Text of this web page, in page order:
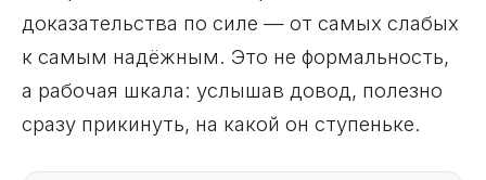
доказательства по силе — от самых слабых
к самым надёжным. Это не формальность,
а рабочая шкала: услышав довод, полезно
сразу прикинуть, на какой он ступеньке.